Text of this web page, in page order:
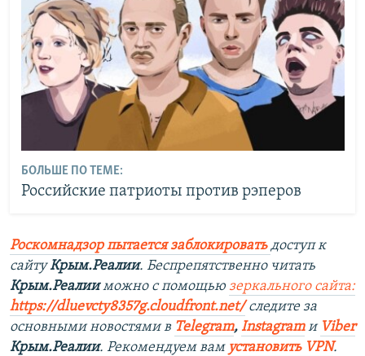
БОЛЬШЕ ПО ТЕМЕ:
Российские патриоты против рэперов
Роскомнадзор пытается заблокировать доступ к
сайтуКрым.Реалии. Беспрепятственно читать
Крым.Реалииможно с помощью зеркального сайта:
https://dluevcty8357g.cloudfront.net/ следите за
основными новостями в Telegram, Instagramи Viber
Крым.Реалии. Рекомендуем вам установить VPN.